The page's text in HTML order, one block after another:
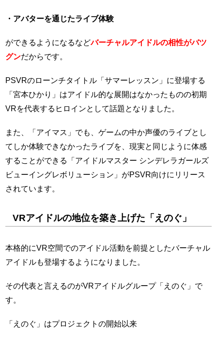
・アバターを通じたライブ体験
ができるようになるなどバーチャルアイドルの相性がバツ
グンだからです。
PSVRのローンチタイトル「サマーレッスン」に登場する
「宮本ひかり」はアイドル的な展開はなかったものの初期
VRを代表するヒロインとして話題となりました。
また、「アイマス」でも、ゲームの中か声優のライブとし
てしか体験できなかったライブを、現実と同じように体感
することができる「アイドルマスター シンデレラガールズ
ビューイングレボリューション」がPSVR向けにリリース
されています。
VRアイドルの地位を築き上げた「えのぐ」
本格的にVR空間でのアイドル活動を前提としたバーチャル
アイドルも登場するようになりました。
その代表と言えるのがVRアイドルグループ「えのぐ」で
す。
「えのぐ」はプロジェクトの開始以来